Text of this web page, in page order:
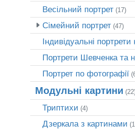
Весільний портрет(17)
Сімейний портрет(47)
Індивідуальні
Портрети Шевченка та
Портрет по фотографії
Модульні картини
Триптихи (4)
Дзеркала з картинами